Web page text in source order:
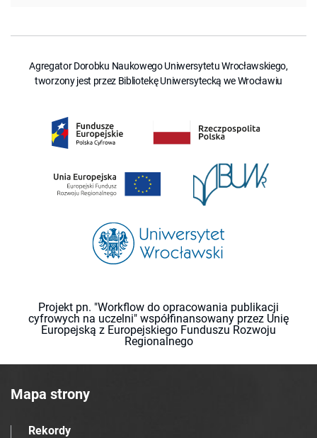
Agregator Dorobku Naukowego Uniwersytetu Wrocławskiego,
tworzony jest przez Bibliotekę Uniwersytecką we Wrocławiu
Projekt pn. "Workflow do opracowania publikacji
cyfrowych na uczelni" współfinansowany przez Unię
Europejską z Europejskiego Funduszu Rozwoju
Regionalnego
Mapa strony
Rekordy